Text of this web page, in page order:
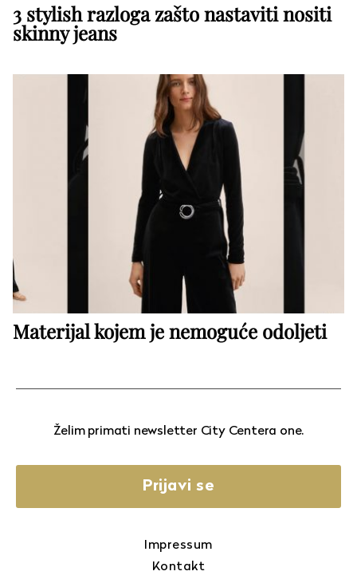
3 stylish razloga zašto nastaviti nositi
skinny jeans
Materijal kojem je nemoguće odoljeti
Želim primati newsletter City Centera one.
Prijavi se
Impressum
Kontakt